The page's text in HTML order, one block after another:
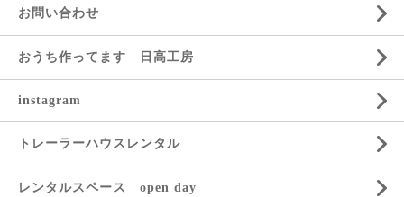
お問い合わせ
おうち作ってます 日高工房
instagram
トレーラーハウスレンタル
レンタルスペース open day